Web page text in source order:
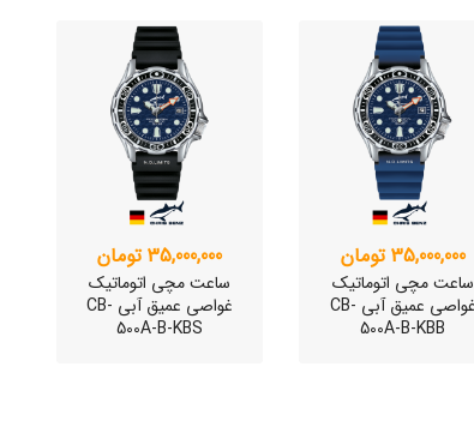
35,000,000 تومان
ساعت مچی اتوماتیک
غواصی عمیق آبی CB-
500A-B-KBB
35,000,000 تومان
ساعت مچی اتوماتیک
غواصی عمیق آبی CB-
500A-B-KBS